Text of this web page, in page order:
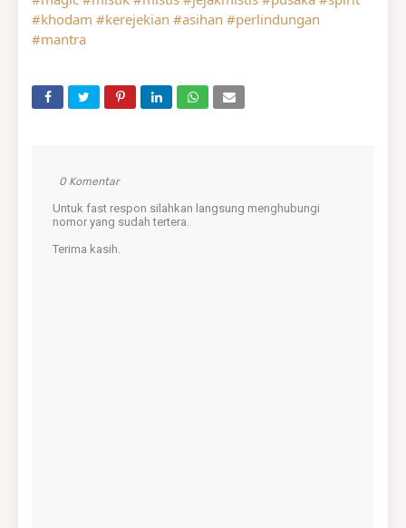
#khodam #kerejekian #asihan #perlindungan
#mantra
0 Komentar
Untuk fast respon silahkan langsung menghubungi
nomor yang sudah tertera.
Terima kasih.